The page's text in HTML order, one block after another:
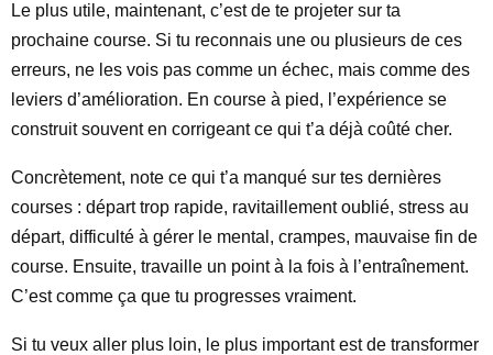
Le plus utile, maintenant, c’est de te projeter sur ta
prochaine course. Si tu reconnais une ou plusieurs de ces
erreurs, ne les vois pas comme un échec, mais comme des
leviers d’amélioration. En course à pied, l’expérience se
construit souvent en corrigeant ce qui t’a déjà coûté cher.
Concrètement, note ce qui t’a manqué sur tes dernières
courses : départ trop rapide, ravitaillement oublié, stress au
départ, difficulté à gérer le mental, crampes, mauvaise fin de
course. Ensuite, travaille un point à la fois à l’entraînement.
C’est comme ça que tu progresses vraiment.
Si tu veux aller plus loin, le plus important est de transformer